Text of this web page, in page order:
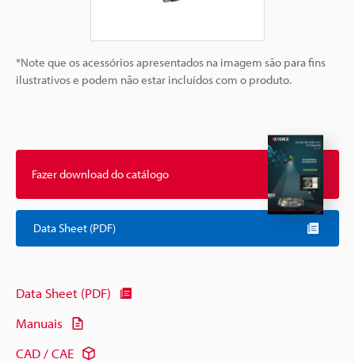
*Note que os acessórios apresentados na imagem são para fins
ilustrativos e podem não estar incluídos com o produto.
Fazer download do catálogo
Data Sheet (PDF)
Data Sheet (PDF)
Manuais
CAD / CAE